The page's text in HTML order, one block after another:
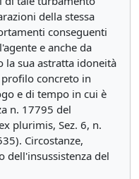
della stessa
conseguenti
e anche da
la sua astratta idoneità
concreto in
e di tempo in cui è
n. 17795 del
plurimis, Sez. 6, n.
Circostanze,
dell'insussistenza del